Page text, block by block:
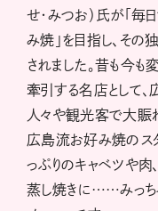
せ・みつお）氏が「毎
み焼」を目指し、そ
されました。昔も今
牽引する名店として
人々や観光客で大賑
広島流お好み焼のス
っぷりのキャベツや
蒸し焼きに……みっち